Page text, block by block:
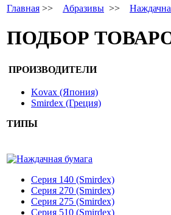
Главная >> Абразивы >>
ПОДБОР
ПРОИЗВОДИТЕЛИ
Kovax (Япония)
Smirdex (Греция)
ТИПЫ
Серия 140 (Smirdex)
Серия 270 (Smirdex)
Серия 275 (Smirdex)
Серия 510 (Smirdex)